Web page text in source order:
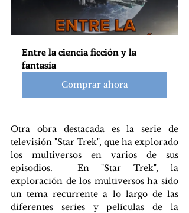
Entre la ciencia ficción y la
fantasía
Comprar ahora
Otra obra destacada es la serie de
televisión "Star Trek", que ha explorado
los multiversos en varios de sus
episodios.  En "Star Trek", la
exploración de los multiversos ha sido
un tema recurrente a lo largo de las
diferentes series y películas de la